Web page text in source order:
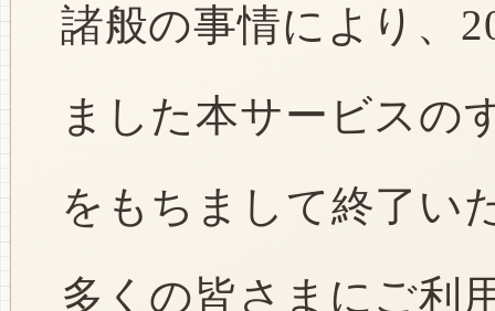
諸般の事情により、
ました本サービスの
をもちまして終了い
多くの皆さまにご利